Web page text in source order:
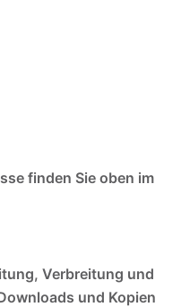
finden Sie oben im
Verbreitung und
und Kopien